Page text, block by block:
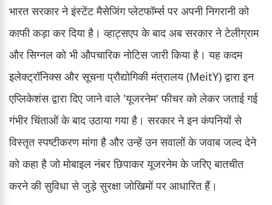
भारत सरकार ने इंस्टेंट मैसेजिंग प्लेटफॉर्म्स पर अपनी निगरानी को
काफी कड़ा कर दिया है। व्हाट्सएप के बाद अब सरकार ने टेलीग्राम
और सिग्नल को भी औपचारिक नोटिस जारी किया है। यह कदम
इलेक्ट्रॉनिक्स और सूचना प्रौद्योगिकी मंत्रालय (MeitY) द्वारा इन
एप्लिकेशंस द्वारा दिए जाने वाले 'यूजरनेम' फीचर को लेकर जताई गई
गंभीर चिंताओं के बाद उठाया गया है। सरकार ने इन कंपनियों से
विस्तृत स्पष्टीकरण मांगा है और उन्हें उन सवालों के जवाब जल्द देने
को कहा है जो मोबाइल नंबर छिपाकर यूजरनेम के जरिए बातचीत
करने की सुविधा से जुड़े सुरक्षा जोखिमों पर आधारित हैं।